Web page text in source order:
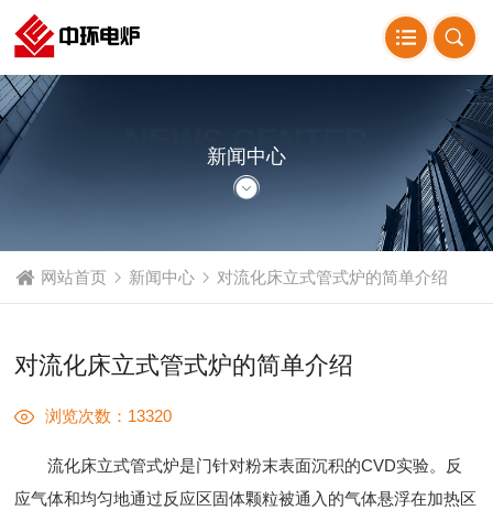
NEWS CENTER
新闻中心
网站首页 新闻中心 对流化床立式管式炉的简单介绍
对流化床立式管式炉的简单介绍
浏览次数：13320
流化床立式管式炉是门针对粉末表面沉积的CVD实验。反
应气体和均匀地通过反应区固体颗粒被通入的气体悬浮在加热区